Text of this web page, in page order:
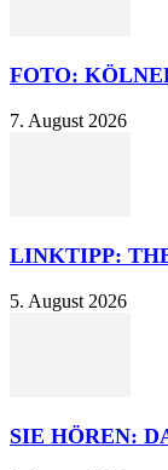
FOTO:
7. August 2026
LINKTIPP:
5. August 2026
SIE HÖREN: